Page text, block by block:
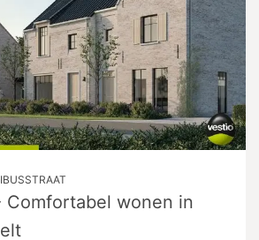
Comfortabel wonen in